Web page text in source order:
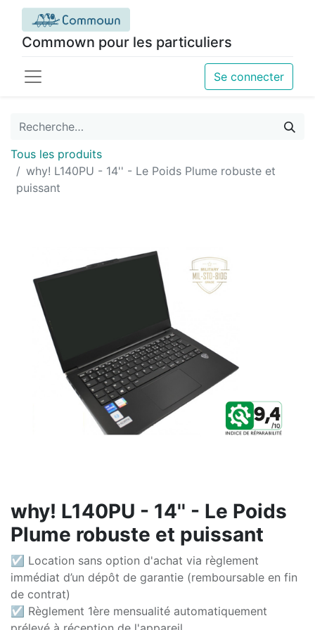
Commown pour les particuliers
Se connecter
Tous les produits
why! L140PU - 14'' - Le Poids Plume robuste et
puissant
why! L140PU - 14'' - Le Poids
Plume robuste et puissant
☑ Location sans option d'achat via règlement
immédiat d’un dépôt de garantie (remboursable en fin
de contrat)
☑ Règlement 1ère mensualité automatiquement